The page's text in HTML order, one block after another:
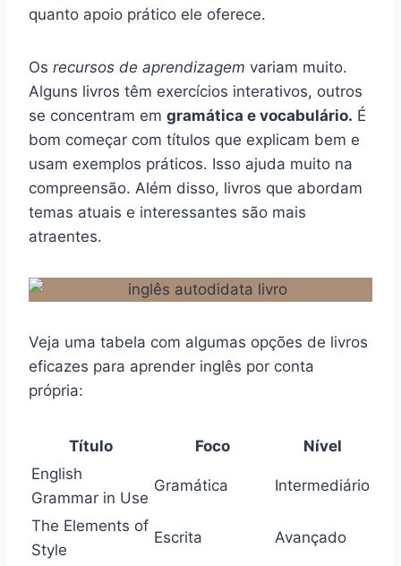
quanto apoio prático ele oferece.
Os recursos de aprendizagem variam muito.
Alguns livros têm exercícios interativos, outros
se concentram em gramática e vocabulário. É
bom começar com títulos que explicam bem e
usam exemplos práticos. Isso ajuda muito na
compreensão. Além disso, livros que abordam
temas atuais e interessantes são mais
atraentes.
Veja uma tabela com algumas opções de livros
eficazes para aprender inglês por conta
própria:
Título Foco
Nível
English
Grammar in Use
Gramática Intermediário
The Elements of
Style
Escrita Avançado